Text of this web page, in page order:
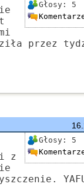
Głosy: 5
przez
Głosy: 5
i z